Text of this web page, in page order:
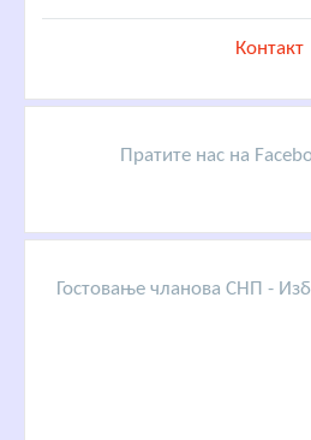
Контакт
Пратите нас на
Гостовање чланова СНП -